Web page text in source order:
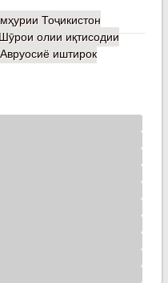
Тоҷикистон
олии иқтисодии
иштирок